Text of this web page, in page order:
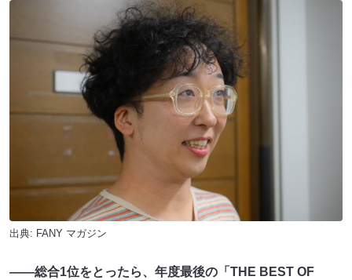
出典: FANY マガジン
――総合1位をとったら、年度最後の「THE BEST OF